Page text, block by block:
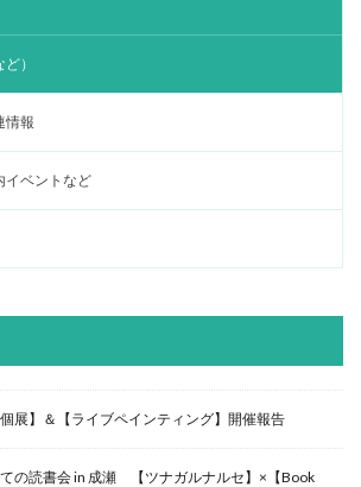
）
情報
イベントなど
展】＆【ライブペインティング】開催報告
ての読書会 in 成瀬 【ツナガルナルセ】×【Book